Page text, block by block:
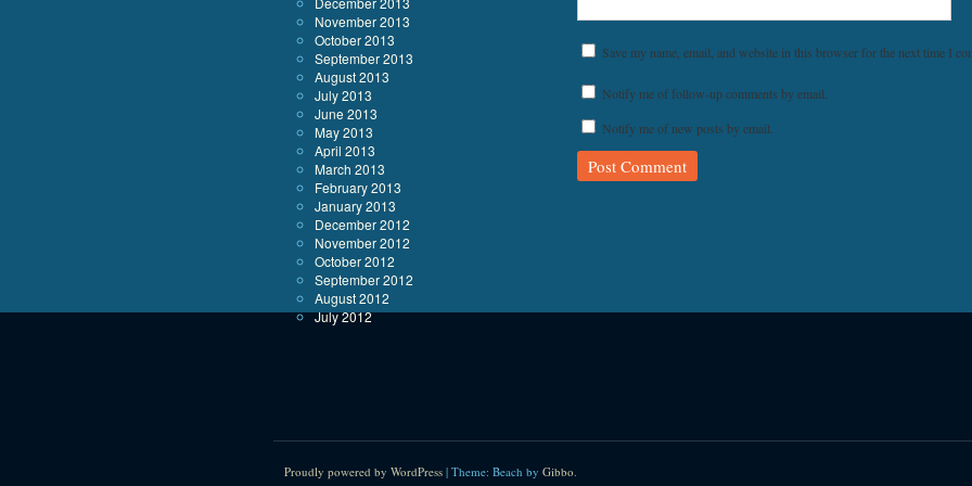
Save my name, email, and website in this browser for the next time I
Notify me of follow-up comments by email.
Notify me of new posts by email.
November 2013
October 2013
September 2013
August 2013
July 2013
June 2013
May 2013
April 2013
March 2013
February 2013
January 2013
December 2012
November 2012
October 2012
September 2012
August 2012
July 2012
Proudly powered by WordPress | Theme: Beach by Gibbo.